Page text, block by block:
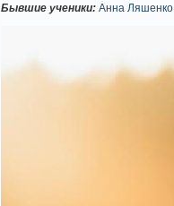
Бывшие ученики: Анна Ляшенко